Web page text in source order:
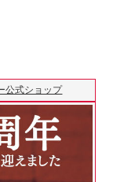
公式ショップ